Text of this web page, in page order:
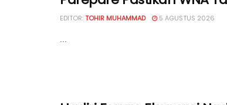
EDITOR:TOHIR MUHAMMAD 5 AGUSTUS 2026
...